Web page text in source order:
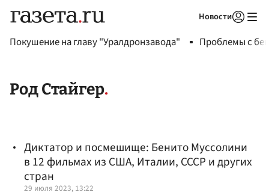
Новости
Покушение на главу "Уралдронзавода" Проблемы с
Род Стайгер
Диктатор и посмешище: Бенито Муссолини
в 12 фильмах из США, Италии, СССР и других
стран
29 июля 2023, 13:22